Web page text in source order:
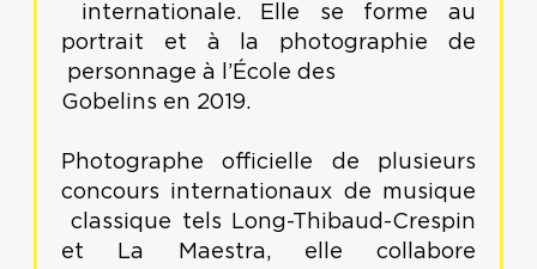
internationale. Elle se forme au
portrait et à la photographie de
personnage à l’École des
Gobelins en 2019.
Photographe officielle de plusieurs
concours internationaux de musique
classique tels Long-Thibaud-Crespin
et La Maestra, elle collabore